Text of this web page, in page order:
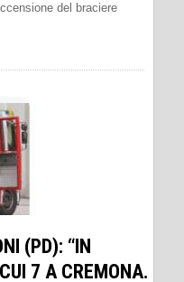
del braciere
(PD): “IN
7 A CREMONA.